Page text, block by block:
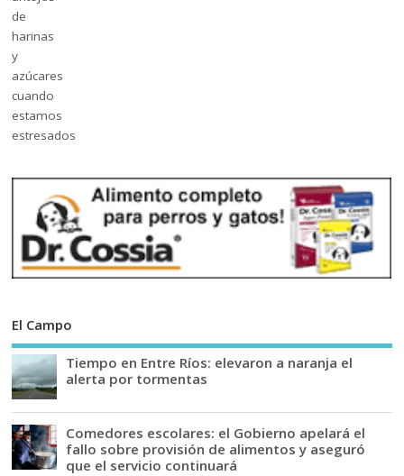
El Campo
Tiempo en Entre Ríos: elevaron a naranja el
alerta por tormentas
Comedores escolares: el Gobierno apelará el
fallo sobre provisión de alimentos y aseguró
que el servicio continuará